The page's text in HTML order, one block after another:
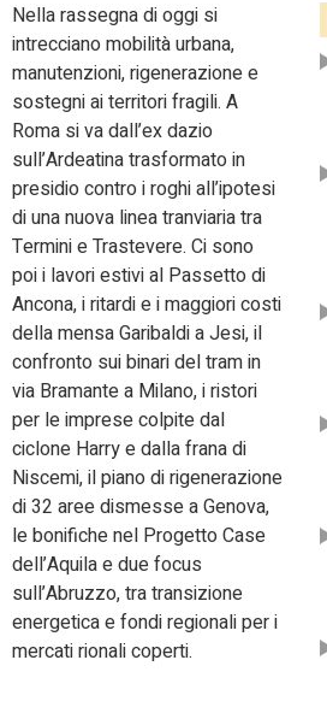
Nella rassegna di oggi si
intrecciano mobilità urbana,
manutenzioni, rigenerazione e
sostegni ai territori fragili. A
Roma si va dall’ex dazio
sull’Ardeatina trasformato in
presidio contro i roghi all’ipotesi
di una nuova linea tranviaria tra
Termini e Trastevere. Ci sono
poi i lavori estivi al Passetto di
Ancona, i ritardi e i maggiori costi
della mensa Garibaldi a Jesi, il
confronto sui binari del tram in
via Bramante a Milano, i ristori
per le imprese colpite dal
ciclone Harry e dalla frana di
Niscemi, il piano di rigenerazione
di 32 aree dismesse a Genova,
le bonifiche nel Progetto Case
dell’Aquila e due focus
sull’Abruzzo, tra transizione
energetica e fondi regionali per i
mercati rionali coperti.